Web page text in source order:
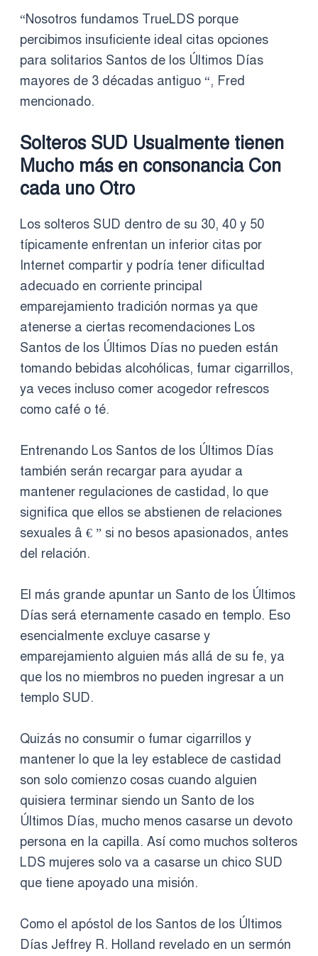
“Nosotros fundamos TrueLDS porque
percibimos insuficiente ideal citas opciones
para solitarios Santos de los Últimos Días
mayores de 3 décadas antiguo “, Fred
mencionado.
Solteros SUD Usualmente tienen
Mucho más en consonancia Con
cada uno Otro
Los solteros SUD dentro de su 30, 40 y 50
típicamente enfrentan un inferior citas por
Internet compartir y podría tener dificultad
adecuado en corriente principal
emparejamiento tradición normas ya que
atenerse a ciertas recomendaciones Los
Santos de los Últimos Días no pueden están
tomando bebidas alcohólicas, fumar cigarrillos,
ya veces incluso comer acogedor refrescos
como café o té.
Entrenando Los Santos de los Últimos Días
también serán recargar para ayudar a
mantener regulaciones de castidad, lo que
significa que ellos se abstienen de relaciones
sexuales â € ” si no besos apasionados, antes
del relación.
El más grande apuntar un Santo de los Últimos
Días será eternamente casado en templo. Eso
esencialmente excluye casarse y
emparejamiento alguien más allá de su fe, ya
que los no miembros no pueden ingresar a un
templo SUD.
Quizás no consumir o fumar cigarrillos y
mantener lo que la ley establece de castidad
son solo comienzo cosas cuando alguien
quisiera terminar siendo un Santo de los
Últimos Días, mucho menos casarse un devoto
persona en la capilla. Así como muchos solteros
LDS mujeres solo va a casarse un chico SUD
que tiene apoyado una misión.
Como el apóstol de los Santos de los Últimos
Días Jeffrey R. Holland revelado en un sermón